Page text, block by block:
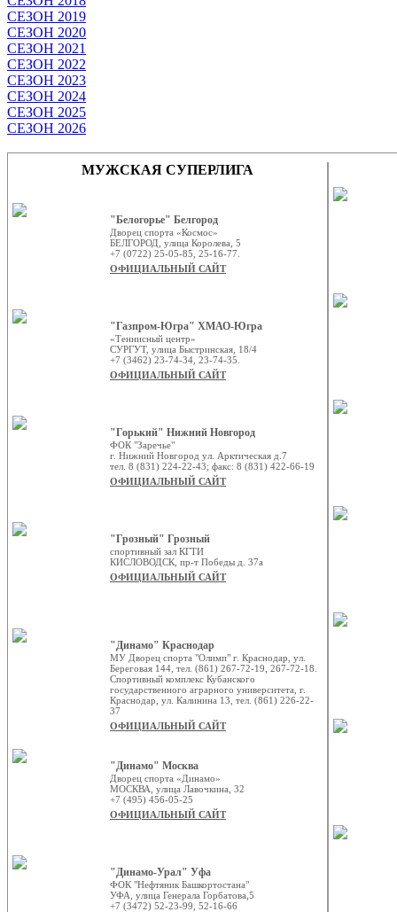
СЕЗОН 2019
СЕЗОН 2020
СЕЗОН 2021
СЕЗОН 2022
СЕЗОН 2023
СЕЗОН 2024
СЕЗОН 2025
СЕЗОН 2026
МУЖСКАЯ СУПЕРЛИГА
"Белогорье" Белгород
Дворец спорта «Космос»
БЕЛГОРОД, улица Королева, 5
+7 (0722) 25-05-85, 25-16-77.
ОФИЦИАЛЬНЫЙ САЙТ
"Газпром-Югра" ХМАО-Югра
«Теннисный центр»
СУРГУТ, улица Быстринская, 18/4
+7 (3462) 23-74-34, 23-74-35.
ОФИЦИАЛЬНЫЙ САЙТ
"Горький" Нижний Новгород
ФОК "Заречье"
г. Нижний Новгород ул. Арктическая д.7
тел. 8 (831) 224-22-43; факс: 8 (831) 422-66-19
ОФИЦИАЛЬНЫЙ САЙТ
"Грозный" Грозный
спортивный зал КГТИ
КИСЛОВОДСК, пр-т Победы д. 37а
ОФИЦИАЛЬНЫЙ САЙТ
"Динамо" Краснодар
МУ Дворец спорта "Олимп" г. Краснодар, ул.
Береговая 144, тел. (861) 267-72-19, 267-72-18.
Спортивный комплекс Кубанского
государственного аграрного университета, г.
Краснодар, ул. Калинина 13, тел. (861) 226-22-
37
ОФИЦИАЛЬНЫЙ САЙТ
"Динамо" Москва
Дворец спорта «Динамо»
МОСКВА, улица Лавочкина, 32
+7 (495) 456-05-25
ОФИЦИАЛЬНЫЙ САЙТ
"Динамо-Урал" Уфа
ФОК "Нефтяник Башкортостана"
УФА, улица Генерала Горбатова,5
+7 (3472) 52-23-99, 52-16-66